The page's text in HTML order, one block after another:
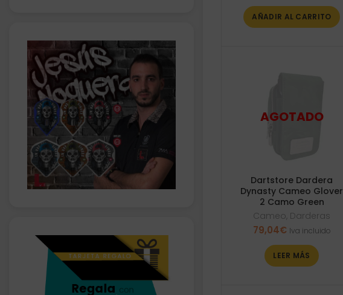
AÑADIR AL CARRITO
Dartstore Dardera
Dynasty Cameo Glover
2 Camo Green
Cameo, Darderas
79,04€ Iva incluido
LEER MÁS